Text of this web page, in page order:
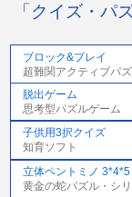
「クイズ・パ
ブロック&プレイ
超難関アクティブパ
脱出ゲーム
思考型パズルゲーム
子供用3択クイズ
知育ソフト
立体ペントミノ 3*4*5
黄金の蛇パズル・シ